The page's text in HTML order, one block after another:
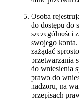
Osoba
do dostępu do
szczególności
swojego
zażądać
przetwarzania
do wniesienia
prawo do
nadzoru, na
przepisach